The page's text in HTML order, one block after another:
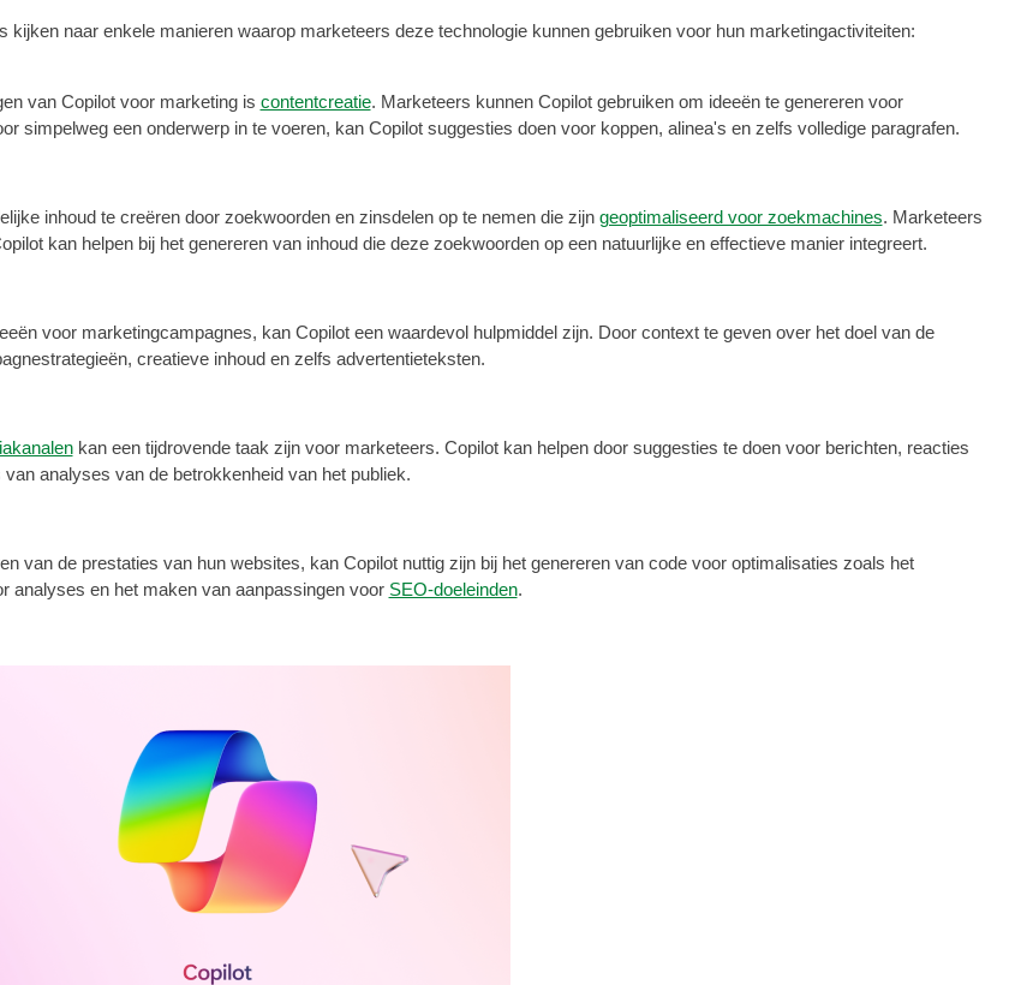
naar enkele manieren waarop marketeers deze technologie kunnen gebruiken voor hun marketingactiviteiten:
van Copilot voor marketing is contentcreatie. Marketeers kunnen Copilot gebruiken om ideeën te genereren voor
simpelweg een onderwerp in te voeren, kan Copilot suggesties doen voor koppen, alinea's en zelfs volledige paragrafen.
inhoud te creëren door zoekwoorden en zinsdelen op te nemen die zijn geoptimaliseerd voor zoekmachines. Marketeers
kan helpen bij het genereren van inhoud die deze zoekwoorden op een natuurlijke en effectieve manier integreert.
voor marketingcampagnes, kan Copilot een waardevol hulpmiddel zijn. Door context te geven over het doel van de
creatieve inhoud en zelfs advertentieteksten.
kan een tijdrovende taak zijn voor marketeers. Copilot kan helpen door suggesties te doen voor berichten, reacties
analyses van de betrokkenheid van het publiek.
van de prestaties van hun websites, kan Copilot nuttig zijn bij het genereren van code voor optimalisaties zoals het
analyses en het maken van aanpassingen voor SEO-doeleinden.